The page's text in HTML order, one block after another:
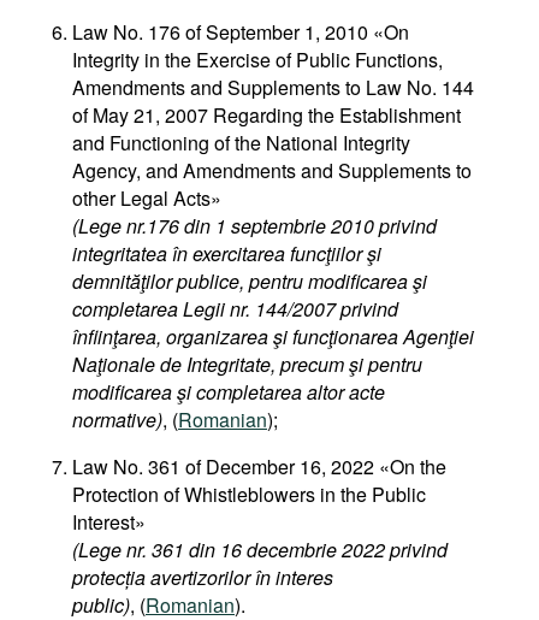
Law No. 176 of September 1, 2010 «On
Integrity in the Exercise of Public Functions,
Amendments and Supplements to Law No. 144
of May 21, 2007 Regarding the Establishment
and Functioning of the National Integrity
Agency, and Amendments and Supplements to
other Legal Acts»
(Lege nr.176 din 1 septembrie 2010 privind
integritatea în exercitarea funcţiilor şi
demnităţilor publice, pentru modificarea şi
completarea Legii nr. 144/2007 privind
înfiinţarea, organizarea şi funcţionarea Agenţiei
Naţionale de Integritate, precum şi pentru
modificarea şi completarea altor acte
normative), (Romanian);
Law No. 361 of December 16, 2022 «On the
Protection of Whistleblowers in the Public
Interest»
(Lege nr. 361 din 16 decembrie 2022 privind
protecția avertizorilor în interes
public), (Romanian).